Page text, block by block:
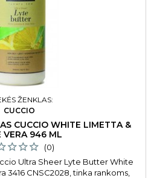
ŽENKLAS:
CUCCIO
CUCCIO WHITE LIMETTA &
VERA 946 ML
(0)
Ultra Sheer Lyte Butter White
3416 CNSC2028, tinka rankoms,